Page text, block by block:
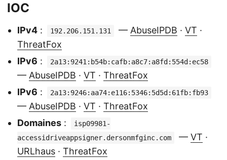
IOC
IPv4 : 192.206.151.131 — AbuseIPDB · VT ·
ThreatFox
IPv6 : 2a13:9241:b54b:cafb:a8c7:a8fd:554d:ec58
— AbuseIPDB · VT · ThreatFox
IPv6 : 2a13:9246:aa74:e116:5346:5d5d:61fb:fb93
— AbuseIPDB · VT · ThreatFox
Domaines :
isp09981-
accessidriveappsigner.dersonmfginc.com
— VT ·
URLhaus · ThreatFox